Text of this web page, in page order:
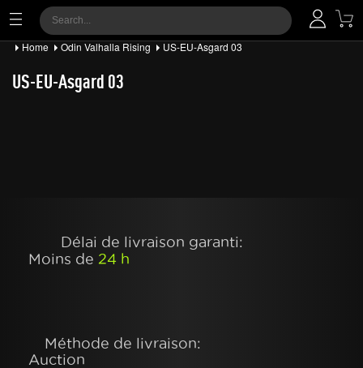
Home Odin Valhalla Rising US-EU-Asgard 03
US-EU-Asgard 03
Délai de livraison garanti:
Moins de 24 h
Méthode de livraison:
Auction